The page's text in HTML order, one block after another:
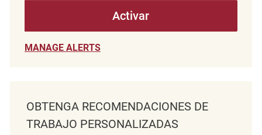
Activar
MANAGE ALERTS
OBTENGA RECOMENDACIONES DE
TRABAJO PERSONALIZADAS